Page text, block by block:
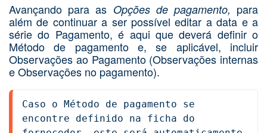
Avançando para as Opções de pagamento, para
além de continuar a ser possível editar a data e a
série do Pagamento, é aqui que deverá definir o
Método de pagamento e, se aplicável, incluir
Observações ao Pagamento (Observações internas
e Observações no pagamento).
Caso o Método de pagamento se
encontre definido na ficha do